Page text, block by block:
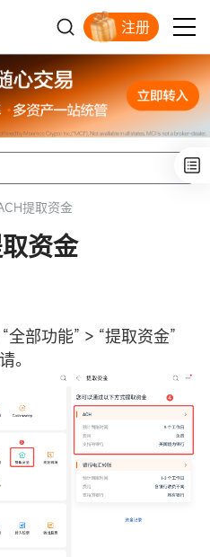
注册
提取资金
资金
部功能” > “提取资金”
。